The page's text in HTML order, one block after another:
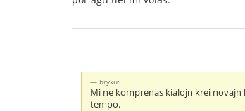
bryku:
Mi ne komprenas kialojn krei
tempo.